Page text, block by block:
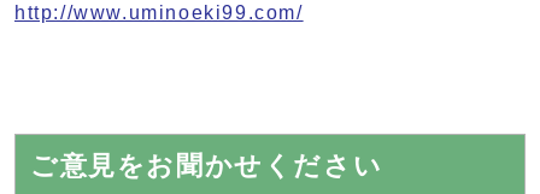
http://www.uminoeki99.com/
ご意見をお聞かせください